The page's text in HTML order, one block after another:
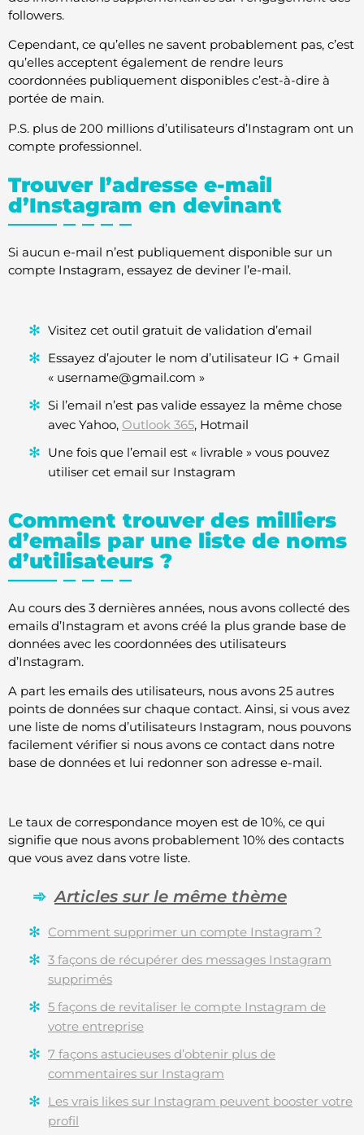
followers.
Cependant, ce qu’elles ne savent probablement pas, c’est
qu’elles acceptent également de rendre leurs
coordonnées publiquement disponibles c’est-à-dire à
portée de main.
P.S. plus de 200 millions d’utilisateurs d’Instagram ont un
compte professionnel.
Trouver l’adresse e-mail
d’Instagram en devinant
Si aucun e-mail n’est publiquement disponible sur un
compte Instagram, essayez de deviner l’e-mail.
Visitez cet outil gratuit de validation d’email
Essayez d’ajouter le nom d’utilisateur IG + Gmail
« username@gmail.com »
Si l’email n’est pas valide essayez la même chose
avec Yahoo, Outlook 365, Hotmail
Une fois que l’email est « livrable » vous pouvez
utiliser cet email sur Instagram
Comment trouver des milliers
d’emails par une liste de noms
d’utilisateurs ?
Au cours des 3 dernières années, nous avons collecté des
emails d’Instagram et avons créé la plus grande base de
données avec les coordonnées des utilisateurs
d’Instagram.
A part les emails des utilisateurs, nous avons 25 autres
points de données sur chaque contact. Ainsi, si vous avez
une liste de noms d’utilisateurs Instagram, nous pouvons
facilement vérifier si nous avons ce contact dans notre
base de données et lui redonner son adresse e-mail.
Le taux de correspondance moyen est de 10%, ce qui
signifie que nous avons probablement 10% des contacts
que vous avez dans votre liste.
Articles sur le même thème
Comment supprimer un compte Instagram ?
3 façons de récupérer des messages Instagram
supprimés
5 façons de revitaliser le compte Instagram de
votre entreprise
7 façons astucieuses d’obtenir plus de
commentaires sur Instagram
Les vrais likes sur Instagram peuvent booster votre
profil